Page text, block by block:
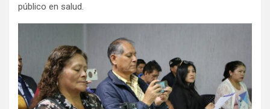
público en salud.